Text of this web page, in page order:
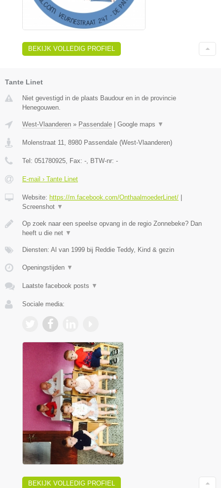
BEKIJK VOLLEDIG PROFIEL
Tante Linet
Niet gevestigd in de plaats Baudour en in de provincie
Henegouwen.
West-Vlaanderen » Passendale Google maps ▼
Molenstraat 11 8980 Passendale (West-Vlaanderen)
Tel: 051780925 , Fax: - , BTW-nr: -
E-mail › Tante Linet
Website: https://m.facebook.com/OnthaalmoederLinet/
Screenshot ▼
Op zoek naar een speelse opvang in de regio Zonnebeke? Dan
heeft u die net ▼
Diensten: Al van 1999 bij Reddie Teddy, Kind & gezin
Openingstijden ▼
Laatste facebook posts ▼
Sociale media:
BEKIJK VOLLEDIG PROFIEL